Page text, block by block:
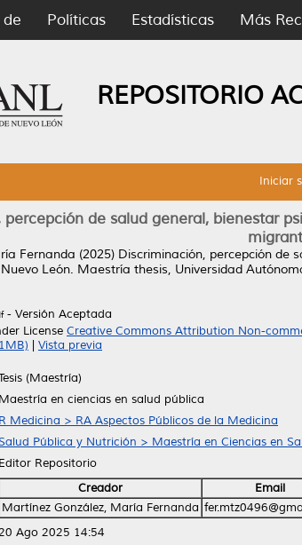
Políticas Estadísticas Más
REPOSITORIO
Iniciar
percepción de salud general, bienestar
Fernanda (2025) Discriminación, percepción de
León. Maestría thesis, Universidad
- Versión Aceptada
License Creative Commons Attribution Non-
Vista previa
(Maestría)
Maestría en ciencias en salud pública
R Medicina > RA Aspectos Públicos de la Medicina
Salud Pública y Nutrición > Maestría en Ciencias en
Editor Repositorio
Creador Email
Martínez González, María Fernanda
Ago 2025 14:54